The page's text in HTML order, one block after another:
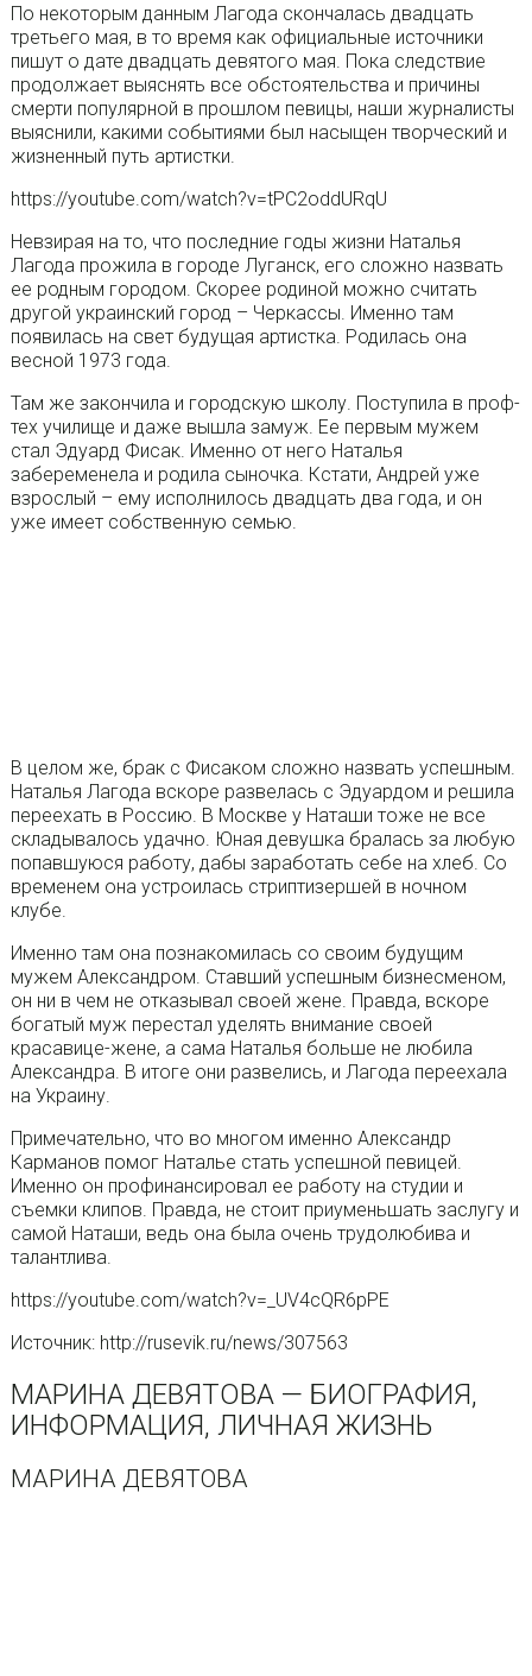
По некоторым данным Лагода скончалась двадцать
третьего мая, в то время как официальные источники
пишут о дате двадцать девятого мая. Пока следствие
продолжает выяснять все обстоятельства и причины
смерти популярной в прошлом певицы, наши журналисты
выяснили, какими событиями был насыщен творческий и
жизненный путь артистки.
https://youtube.com/watch?v=tPC2oddURqU
Невзирая на то, что последние годы жизни Наталья
Лагода прожила в городе Луганск, его сложно назвать
ее родным городом. Скорее родиной можно считать
другой украинский город – Черкассы. Именно там
появилась на свет будущая артистка. Родилась она
весной 1973 года.
Там же закончила и городскую школу. Поступила в проф-
тех училище и даже вышла замуж. Ее первым мужем
стал Эдуард Фисак. Именно от него Наталья
забеременела и родила сыночка. Кстати, Андрей уже
взрослый – ему исполнилось двадцать два года, и он
уже имеет собственную семью.
В целом же, брак с Фисаком сложно назвать успешным.
Наталья Лагода вскоре развелась с Эдуардом и решила
переехать в Россию. В Москве у Наташи тоже не все
складывалось удачно. Юная девушка бралась за любую
попавшуюся работу, дабы заработать себе на хлеб. Со
временем она устроилась стриптизершей в ночном
клубе.
Именно там она познакомилась со своим будущим
мужем Александром. Ставший успешным бизнесменом,
он ни в чем не отказывал своей жене. Правда, вскоре
богатый муж перестал уделять внимание своей
красавице-жене, а сама Наталья больше не любила
Александра. В итоге они развелись, и Лагода переехала
на Украину.
Примечательно, что во многом именно Александр
Карманов помог Наталье стать успешной певицей.
Именно он профинансировал ее работу на студии и
съемки клипов. Правда, не стоит приуменьшать заслугу и
самой Наташи, ведь она была очень трудолюбива и
талантлива.
https://youtube.com/watch?v=_UV4cQR6pPE
Источник: http://rusevik.ru/news/307563
МАРИНА ДЕВЯТОВА — БИОГРАФИЯ,
ИНФОРМАЦИЯ, ЛИЧНАЯ ЖИЗНЬ
МАРИНА ДЕВЯТОВА